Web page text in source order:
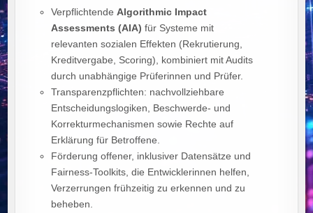
VerpflichtendeAlgorithmic Impact
Assessments (AIA) für Systeme mit
relevanten sozialen Effekten (Rekrutierung,
Kreditvergabe, Scoring), kombiniert mit Audits
durch unabhängige Prüferinnen und Prüfer.
Transparenzpflichten: nachvollziehbare
Entscheidungslogiken, Beschwerde‑ und
Korrekturmechanismen sowie Rechte auf
Erklärung für Betroffene.
Förderung offener, inklusiver Datensätze und
Fairness‑Toolkits, die Entwicklerinnen helfen,
Verzerrungen frühzeitig zu erkennen und zu
beheben.